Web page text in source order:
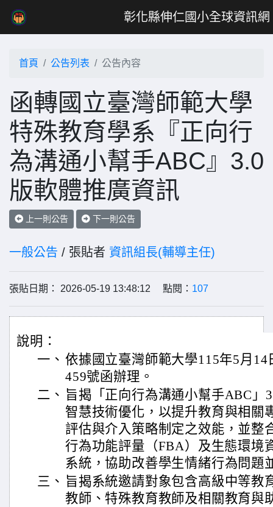
彰化縣伸仁國小全球資訊網
首頁 公告列表 公告內容
函轉國立臺灣師範大學
特殊教育學系『正向行
為溝通小幫手ABC』3.0
版軟體推廣資訊
上一則公告 下一則公告
一般公告 / 張貼者 資訊組長(輔導主任)
張貼日期： 2026-05-19 13:48:12 點閱： 107
說明：
一、 依據國立臺灣師範大學115年5月
459號函辦理。
二、 旨揭「正向行為溝通小幫手ABC」
智慧技術優化，以提升教育與相關
評估與介入策略制定之效能，並整
行為功能評量（FBA）及生態環境
系統，協助改善學生情緒行為問題
三、 旨揭系統邀請對象包含高級中等教
教師、特殊教育教師及相關教育與